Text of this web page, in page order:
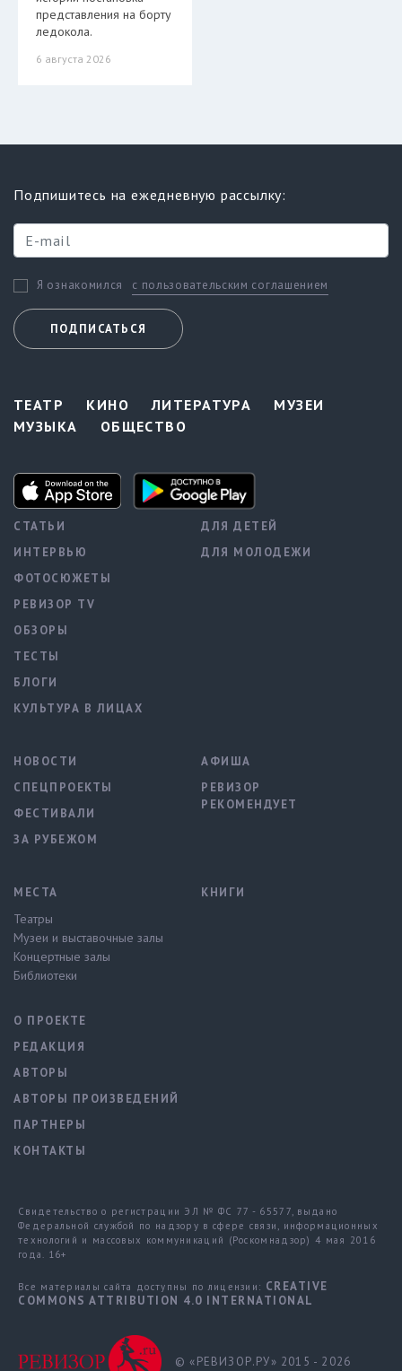
представления на борту
ледокола.
6 августа 2026
Подпишитесь на ежедневную рассылку:
Я ознакомился с пользовательским соглашением
ПОДПИСАТЬСЯ
ТЕАТР КИНО ЛИТЕРАТУРА
МУЗЕИ
МУЗЫКА
ОБЩЕСТВО
СТАТЬИ
ИНТЕРВЬЮ
ФОТОСЮЖЕТЫ
РЕВИЗОР TV
ОБЗОРЫ
ТЕСТЫ
БЛОГИ
КУЛЬТУРА В ЛИЦАХ
ДЛЯ ДЕТЕЙ
ДЛЯ МОЛОДЕЖИ
НОВОСТИ
СПЕЦПРОЕКТЫ
ФЕСТИВАЛИ
ЗА РУБЕЖОМ
АФИША
РЕВИЗОР
РЕКОМЕНДУЕТ
МЕСТА
Театры
Музеи и выставочные залы
Концертные залы
Библиотеки
КНИГИ
О ПРОЕКТЕ
РЕДАКЦИЯ
АВТОРЫ
АВТОРЫ ПРОИЗВЕДЕНИЙ
ПАРТНЕРЫ
КОНТАКТЫ
Свидетельство о регистрации ЭЛ № ФС 77 - 65577, выдано
Федеральной службой по надзору в сфере связи, информационных
технологий и массовых коммуникаций (Роскомнадзор) 4 мая 2016
года. 16+
Все материалы сайта доступны по лицензии: CREATIVE
COMMONS ATTRIBUTION 4.0 INTERNATIONAL
© «РЕВИЗОР.РУ» 2015 - 2026